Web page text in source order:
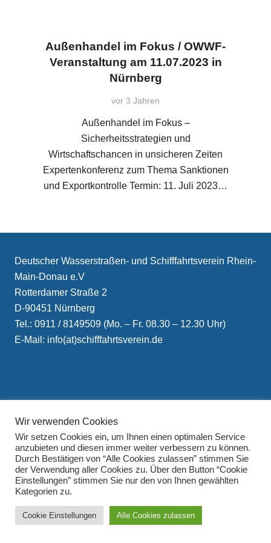
Außenhandel im Fokus / OWWF-
Veranstaltung am 11.07.2023 in
Nürnberg
vor 3 Jahren
Außenhandel im Fokus –
Sicherheitsstrategien und
Wirtschaftschancen in unsicheren Zeiten
Expertenkonferenz zum Thema Sanktionen
und Exportkontrolle Termin: 11. Juli 2023…
Deutscher Wasserstraßen- und Schifffahrtsverein Rhein-
Main-Donau e.V
Rotterdamer Straße 2
D-90451 Nürnberg
Tel.: 0911 / 8149509 (Mo. – Fr. 08.30 – 12.30 Uhr)
E-Mail: info(at)schifffahrtsverein.de
Impressum
Datenschutzerklärung
Wir verwenden Cookies
Wir setzen Cookies ein, um Ihnen einen optimalen Service
anzubieten und diesen immer weiter verbessern zu können.
Durch Bestätigen von “Alle Cookies zulassen” stimmen Sie
der Verwendung aller Cookies zu. Über den Button “Cookie
Einstellungen” stimmen Sie nur den von Ihnen gewählten
Kategorien zu.
Cookie Einstellungen Alle Cookies zulassen